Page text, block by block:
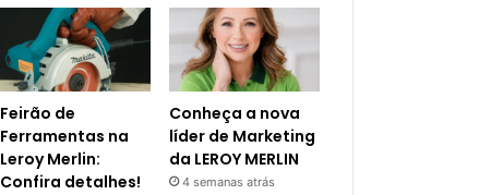
Feirão de
Ferramentas na
Leroy Merlin:
Confira detalhes!
Conheça a nova
líder de Marketing
da LEROY MERLIN
4 semanas atrás